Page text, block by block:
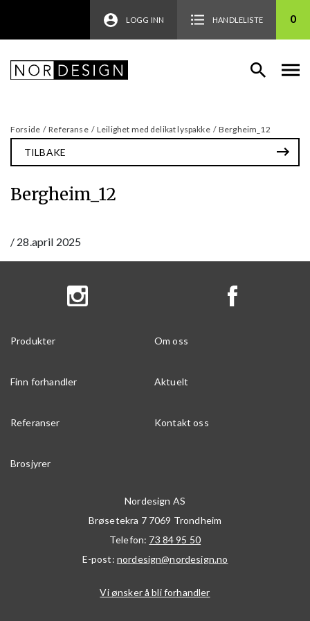
LOGG INN HANDLELISTE 0
Forside / Referanse / Leilighet med delikat lyspakke / Bergheim_12
TILBAKE
Bergheim_12
/ 28.april 2025
Produkter Om oss
Finn forhandler Aktuelt
Referanser Kontakt oss
Brosjyrer
Nordesign AS
Brøsetekra 7 7069 Trondheim
Telefon: 73 84 95 50
E-post: nordesign@nordesign.no
Vi ønsker å bli forhandler